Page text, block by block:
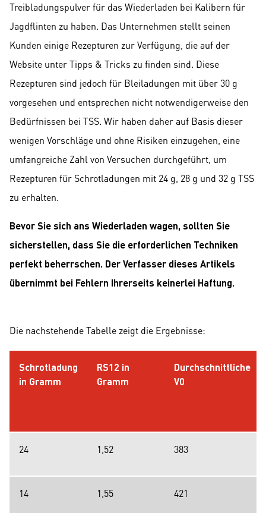
Treibladungspulver für das Wiederladen bei Kalibern für
Jagdflinten zu haben. Das Unternehmen stellt seinen
Kunden einige Rezepturen zur Verfügung, die auf der
Website unter Tipps & Tricks zu finden sind. Diese
Rezepturen sind jedoch für Bleiladungen mit über 30 g
vorgesehen und entsprechen nicht notwendigerweise den
Bedürfnissen bei TSS. Wir haben daher auf Basis dieser
wenigen Vorschläge und ohne Risiken einzugehen, eine
umfangreiche Zahl von Versuchen durchgeführt, um
Rezepturen für Schrotladungen mit 24 g, 28 g und 32 g TSS
zu erhalten.
Bevor Sie sich ans Wiederladen wagen, sollten Sie
sicherstellen, dass Sie die erforderlichen Techniken
perfekt beherrschen. Der Verfasser dieses Artikels
übernimmt bei Fehlern Ihrerseits keinerlei Haftung.
Die nachstehende Tabelle zeigt die Ergebnisse:
Schrotladung
in Gramm
RS12 in
Gramm
Durchschnittliche
V0
24 1,52 383
14 1,55 421